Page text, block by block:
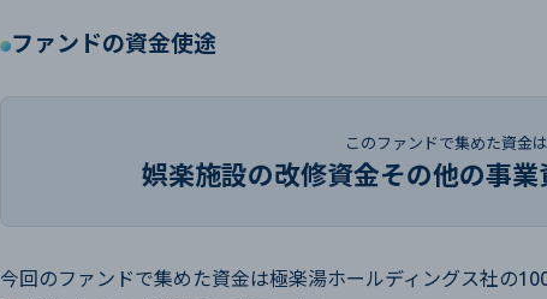
ファンドの資金使途
このファンドで集めた資金は
娯楽施設の改修資金その他の事
今回のファンドで集めた資金は極楽湯ホールディングス社の